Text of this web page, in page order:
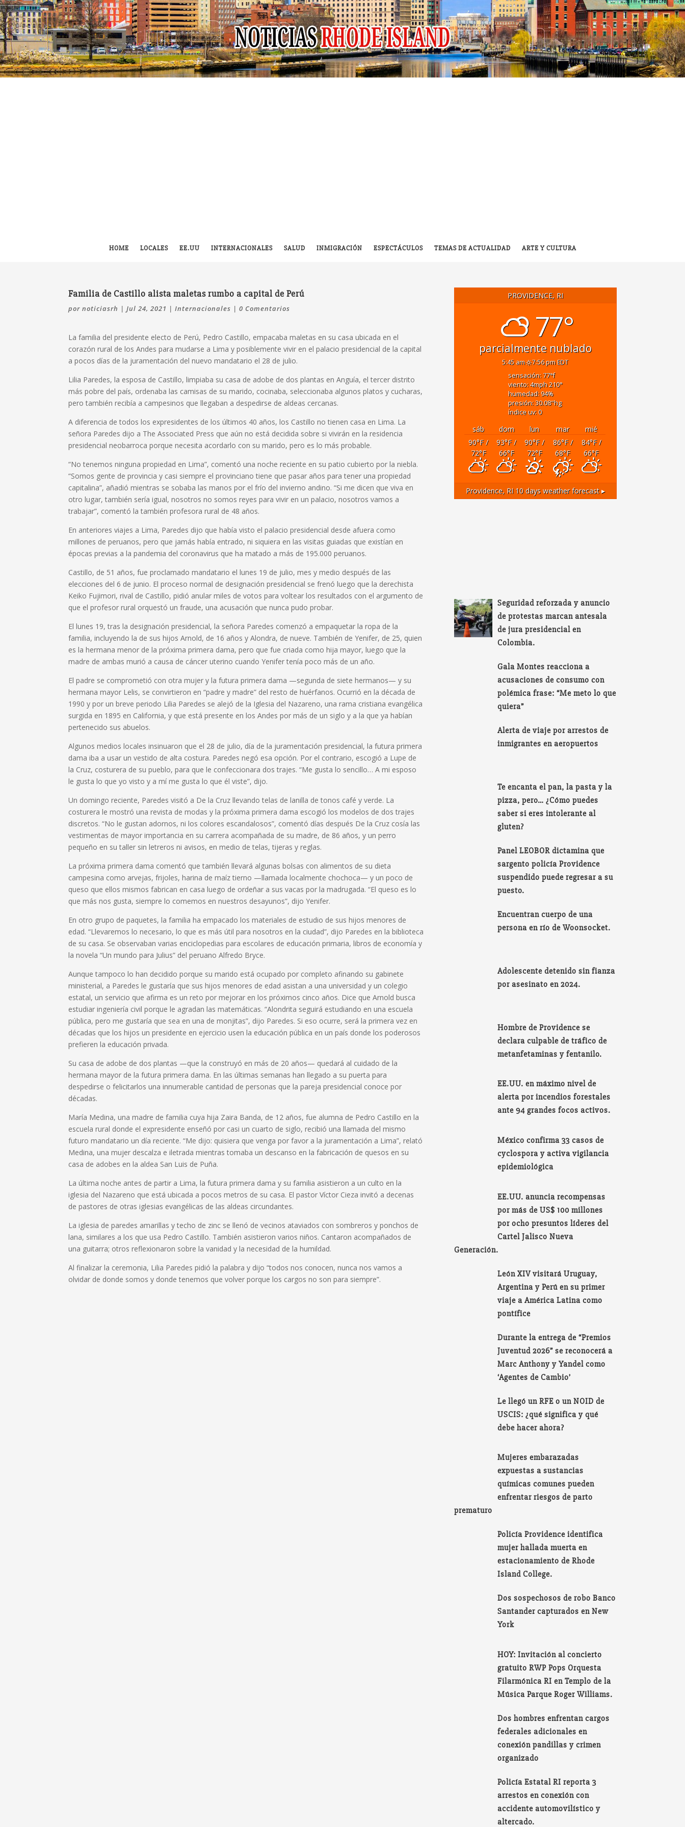
HOME LOCALES EE.UU INTERNACIONALES SALUD INMIGRACIÓN ESPECTÁCULOS TEMAS DE ACTUALIDAD ARTE Y CULTURA
Familia de Castillo alista maletas rumbo a capital de Perú
pornoticiasrh |Jul 24, 2021 |Internacionales |0 Comentarios
La familia del presidente electo de Perú, Pedro Castillo, empacaba maletas en su casa ubicada en el
corazón rural de los Andes para mudarse a Lima y posiblemente vivir en el palacio presidencial de la capital
a pocos días de la juramentación del nuevo mandatario el 28 de julio.
Lilia Paredes, la esposa de Castillo, limpiaba su casa de adobe de dos plantas en Anguía, el tercer distrito
más pobre del país, ordenaba las camisas de su marido, cocinaba, seleccionaba algunos platos y cucharas,
pero también recibía a campesinos que llegaban a despedirse de aldeas cercanas.
A diferencia de todos los expresidentes de los últimos 40 años, los Castillo no tienen casa en Lima. La
señora Paredes dijo a The Associated Press que aún no está decidida sobre si vivirán en la residencia
presidencial neobarroca porque necesita acordarlo con su marido, pero es lo más probable.
“No tenemos ninguna propiedad en Lima”, comentó una noche reciente en su patio cubierto por la niebla.
“Somos gente de provincia y casi siempre el provinciano tiene que pasar años para tener una propiedad
capitalina”, añadió mientras se sobaba las manos por el frío del invierno andino. “Si me dicen que viva en
otro lugar, también sería igual, nosotros no somos reyes para vivir en un palacio, nosotros vamos a
trabajar”, comentó la también profesora rural de 48 años.
En anteriores viajes a Lima, Paredes dijo que había visto el palacio presidencial desde afuera como
millones de peruanos, pero que jamás había entrado, ni siquiera en las visitas guiadas que existían en
épocas previas a la pandemia del coronavirus que ha matado a más de 195.000 peruanos.
Castillo, de 51 años, fue proclamado mandatario el lunes 19 de julio, mes y medio después de las
elecciones del 6 de junio. El proceso normal de designación presidencial se frenó luego que la derechista
Keiko Fujimori, rival de Castillo, pidió anular miles de votos para voltear los resultados con el argumento de
que el profesor rural orquestó un fraude, una acusación que nunca pudo probar.
El lunes 19, tras la designación presidencial, la señora Paredes comenzó a empaquetar la ropa de la
familia, incluyendo la de sus hijos Arnold, de 16 años y Alondra, de nueve. También de Yenifer, de 25, quien
es la hermana menor de la próxima primera dama, pero que fue criada como hija mayor, luego que la
madre de ambas murió a causa de cáncer uterino cuando Yenifer tenía poco más de un año.
El padre se comprometió con otra mujer y la futura primera dama —segunda de siete hermanos— y su
hermana mayor Lelis, se convirtieron en “padre y madre” del resto de huérfanos. Ocurrió en la década de
1990 y por un breve periodo Lilia Paredes se alejó de la Iglesia del Nazareno, una rama cristiana evangélica
surgida en 1895 en California, y que está presente en los Andes por más de un siglo y a la que ya habían
pertenecido sus abuelos.
Algunos medios locales insinuaron que el 28 de julio, día de la juramentación presidencial, la futura primera
dama iba a usar un vestido de alta costura. Paredes negó esa opción. Por el contrario, escogió a Lupe de
la Cruz, costurera de su pueblo, para que le confeccionara dos trajes. “Me gusta lo sencillo… A mi esposo
le gusta lo que yo visto y a mí me gusta lo que él viste”, dijo.
Un domingo reciente, Paredes visitó a De la Cruz llevando telas de lanilla de tonos café y verde. La
costurera le mostró una revista de modas y la próxima primera dama escogió los modelos de dos trajes
discretos. “No le gustan adornos, ni los colores escandalosos”, comentó días después De la Cruz cosía las
vestimentas de mayor importancia en su carrera acompañada de su madre, de 86 años, y un perro
pequeño en su taller sin letreros ni avisos, en medio de telas, tijeras y reglas.
La próxima primera dama comentó que también llevará algunas bolsas con alimentos de su dieta
campesina como arvejas, frijoles, harina de maíz tierno —llamada localmente chochoca— y un poco de
queso que ellos mismos fabrican en casa luego de ordeñar a sus vacas por la madrugada. “El queso es lo
que más nos gusta, siempre lo comemos en nuestros desayunos”, dijo Yenifer.
En otro grupo de paquetes, la familia ha empacado los materiales de estudio de sus hijos menores de
edad. “Llevaremos lo necesario, lo que es más útil para nosotros en la ciudad”, dijo Paredes en la biblioteca
de su casa. Se observaban varias enciclopedias para escolares de educación primaria, libros de economía y
la novela “Un mundo para Julius” del peruano Alfredo Bryce.
Aunque tampoco lo han decidido porque su marido está ocupado por completo afinando su gabinete
ministerial, a Paredes le gustaría que sus hijos menores de edad asistan a una universidad y un colegio
estatal, un servicio que afirma es un reto por mejorar en los próximos cinco años. Dice que Arnold busca
estudiar ingeniería civil porque le agradan las matemáticas. “Alondrita seguirá estudiando en una escuela
pública, pero me gustaría que sea en una de monjitas”, dijo Paredes. Si eso ocurre, será la primera vez en
décadas que los hijos un presidente en ejercicio usen la educación pública en un país donde los poderosos
prefieren la educación privada.
Su casa de adobe de dos plantas —que la construyó en más de 20 años— quedará al cuidado de la
hermana mayor de la futura primera dama. En las últimas semanas han llegado a su puerta para
despedirse o felicitarlos una innumerable cantidad de personas que la pareja presidencial conoce por
décadas.
María Medina, una madre de familia cuya hija Zaira Banda, de 12 años, fue alumna de Pedro Castillo en la
escuela rural donde el expresidente enseñó por casi un cuarto de siglo, recibió una llamada del mismo
futuro mandatario un día reciente. “Me dijo: quisiera que venga por favor a la juramentación a Lima”, relató
Medina, una mujer descalza e iletrada mientras tomaba un descanso en la fabricación de quesos en su
casa de adobes en la aldea San Luis de Puña.
La última noche antes de partir a Lima, la futura primera dama y su familia asistieron a un culto en la
iglesia del Nazareno que está ubicada a pocos metros de su casa. El pastor Víctor Cieza invitó a decenas
de pastores de otras iglesias evangélicas de las aldeas circundantes.
La iglesia de paredes amarillas y techo de zinc se llenó de vecinos ataviados con sombreros y ponchos de
lana, similares a los que usa Pedro Castillo. También asistieron varios niños. Cantaron acompañados de
una guitarra; otros reflexionaron sobre la vanidad y la necesidad de la humildad.
Al finalizar la ceremonia, Lilia Paredes pidió la palabra y dijo “todos nos conocen, nunca nos vamos a
olvidar de donde somos y donde tenemos que volver porque los cargos no son para siempre”.
PROVIDENCE, RI
77°
parcialmente nublado
5:45 am 7:56 pm EDT
sensación: 77°f
viento: 4mph210°
humedad: 94%
presión: 30.08"hg
índice uv: 0
sáb dom lun mar
mié
90°F/
72°F
93°F/
66°F
90°F/
72°F
86°F/
68°F
84°F/
66°F
Providence, RI10 days weather forecast ▸
Seguridad reforzada y anuncio
de protestas marcan antesala
de jura presidencial en
Colombia.
Gala Montes reacciona a
acusaciones de consumo con
polémica frase: “Me meto lo que
quiera”
Alerta de viaje por arrestos de
inmigrantes en aeropuertos
Te encanta el pan, la pasta y la
pizza, pero… ¿Cómo puedes
saber si eres intolerante al
gluten?
Panel LEOBOR dictamina que
sargento policía Providence
suspendido puede regresar a su
puesto.
Encuentran cuerpo de una
persona en río de Woonsocket.
Adolescente detenido sin fianza
por asesinato en 2024.
Hombre de Providence se
declara culpable de tráfico de
metanfetaminas y fentanilo.
EE.UU. en máximo nivel de
alerta por incendios forestales
ante 94 grandes focos activos.
México confirma 33 casos de
cyclospora y activa vigilancia
epidemiológica
EE.UU. anuncia recompensas
por más de US$ 100 millones
por ocho presuntos líderes del
Cartel Jalisco Nueva
Generación.
León XIV visitará Uruguay,
Argentina y Perú en su primer
viaje a América Latina como
pontífice
Durante la entrega de “Premios
Juventud 2026” se reconocerá a
Marc Anthony y Yandel como
‘Agentes de Cambio’
Le llegó un RFE o un NOID de
USCIS: ¿qué significa y qué
debe hacer ahora?
Mujeres embarazadas
expuestas a sustancias
químicas comunes pueden
enfrentar riesgos de parto
prematuro
Policía Providence identifica
mujer hallada muerta en
estacionamiento de Rhode
Island College.
Dos sospechosos de robo Banco
Santander capturados en New
York
HOY: Invitación al concierto
gratuito RWP Pops Orquesta
Filarmónica RI en Templo de la
Música Parque Roger Williams.
Dos hombres enfrentan cargos
federales adicionales en
conexión pandillas y crimen
organizado
Policía Estatal RI reporta 3
arrestos en conexión con
accidente automovilístico y
altercado.